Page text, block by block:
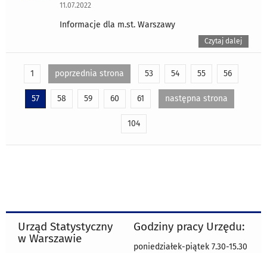
11.07.2022
Informacje dla m.st. Warszawy
Czytaj dalej
1 poprzednia strona 53 54 55 56
57 58 59 60 61 następna strona
104
Urząd Statystyczny
w Warszawie
Godziny pracy Urzędu:
poniedziałek-piątek 7.30-15.30